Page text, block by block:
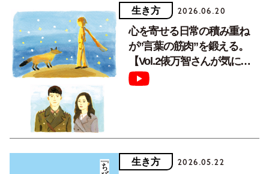
生き方 2026.06.20
心を寄せる日常の積み重ね
が”言葉の筋肉”を鍛える。
【Vol.2俵万智さんが気にな
るフレーズ】
生き方 2026.05.22